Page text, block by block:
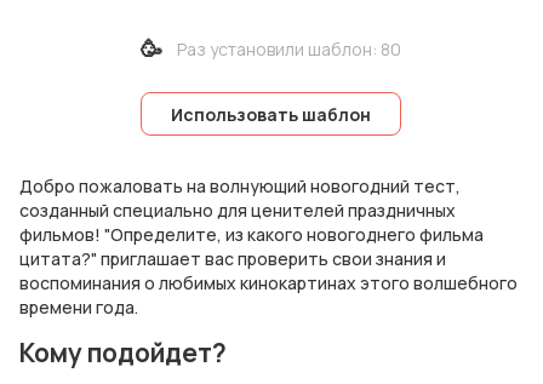
🥳 Раз установили шаблон: 80
Использовать шаблон
Добро пожаловать на волнующий новогодний тест,
созданный специально для ценителей праздничных
фильмов! "Определите, из какого новогоднего фильма
цитата?" приглашает вас проверить свои знания и
воспоминания о любимых кинокартинах этого волшебного
времени года.
Кому подойдет?